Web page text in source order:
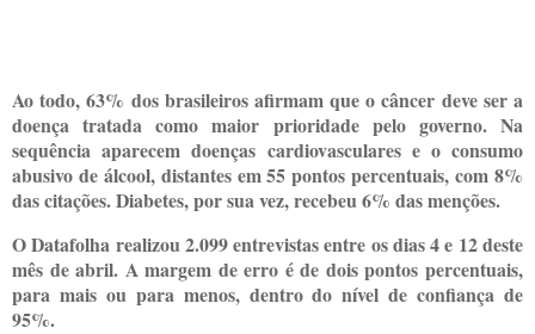
Ao todo, 63% dos brasileiros afirmam que o câncer deve ser a
doença tratada como maior prioridade pelo governo. Na
sequência aparecem doenças cardiovasculares e o consumo
abusivo de álcool, distantes em 55 pontos percentuais, com 8%
das citações. Diabetes, por sua vez, recebeu 6% das menções.
O Datafolha realizou 2.099 entrevistas entre os dias 4 e 12 deste
mês de abril. A margem de erro é de dois pontos percentuais,
para mais ou para menos, dentro do nível de confiança de
95%.